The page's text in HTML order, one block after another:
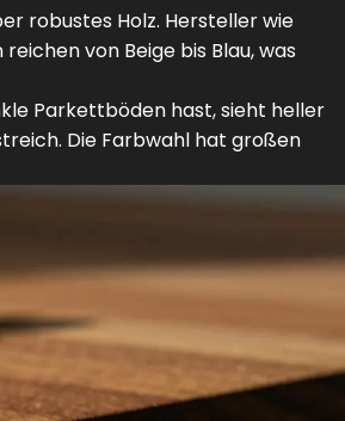
robustes Holz. Hersteller wie
von Beige bis Blau, was
Parkettböden hast, sieht heller
Die Farbwahl hat großen